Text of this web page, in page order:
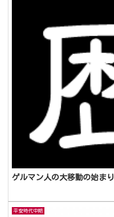
ゲルマン人の大移動の始まり
平安時代中期